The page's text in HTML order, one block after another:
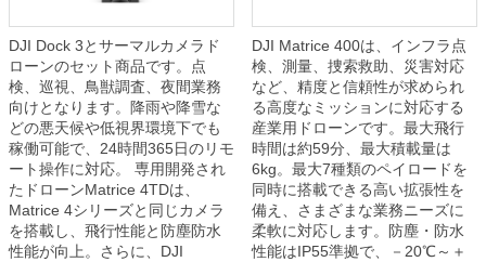
DJI Dock 3とサーマルカメラド
ローンのセット商品です。点
検、巡視、鳥獣調査、夜間業務
向けとなります。降雨や降雪な
どの悪天候や低視界環境下でも
稼働可能で、24時間365日のリモ
ート操作に対応。 専用開発され
たドローンMatrice 4TDは、
Matrice 4シリーズと同じカメラ
を搭載し、飛行性能と防塵防水
性能が向上。さらに、DJI
DJI Matrice 400は、インフラ点
検、測量、捜索救助、災害対応
など、精度と信頼性が求められ
る高度なミッションに対応する
産業用ドローンです。最大飛行
時間は約59分、最大積載量は
6kg。最大7種類のペイロードを
同時に搭載できる高い拡張性を
備え、さまざまな業務ニーズに
柔軟に対応します。防塵・防水
性能はIP55準拠で、－20℃～＋